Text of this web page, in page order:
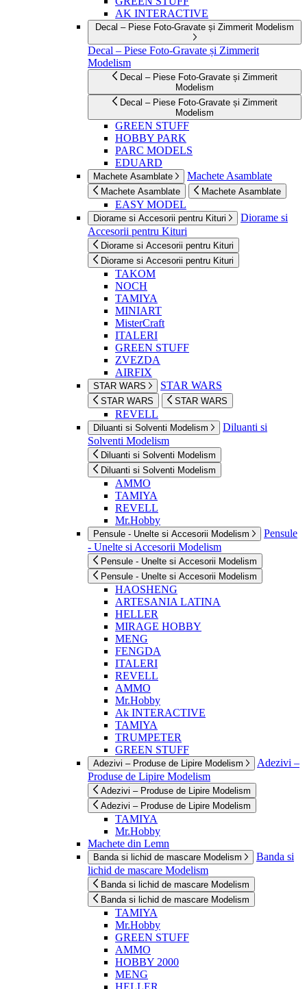
AK INTERACTIVE
Decal – Piese Foto-Gravate și Zimmerit Modelism
Decal – Piese Foto-Gravate și Zimmerit
Modelism
Decal – Piese Foto-Gravate și Zimmerit
Modelism
Decal – Piese Foto-Gravate și Zimmerit
Modelism
GREEN STUFF
HOBBY PARK
PARC MODELS
EDUARD
Machete Asamblate Machete Asamblate
Machete Asamblate Machete Asamblate
EASY MODEL
Diorame si Accesorii pentru Kituri
Diorame si
Accesorii pentru Kituri
Diorame si Accesorii pentru Kituri
Diorame si Accesorii pentru Kituri
TAKOM
NOCH
TAMIYA
MINIART
MisterCraft
ITALERI
GREEN STUFF
ZVEZDA
AIRFIX
STAR WARS STAR WARS
STAR WARS STAR WARS
REVELL
Diluanti si Solventi Modelism
Diluanti si
Solventi Modelism
Diluanti si Solventi Modelism
Diluanti si Solventi Modelism
AMMO
TAMIYA
REVELL
Mr.Hobby
Pensule - Unelte si Accesorii Modelism
Pensule
- Unelte si Accesorii Modelism
Pensule - Unelte si Accesorii Modelism
Pensule - Unelte si Accesorii Modelism
HAOSHENG
ARTESANIA LATINA
HELLER
MIRAGE HOBBY
MENG
FENGDA
ITALERI
REVELL
AMMO
Mr.Hobby
Ak INTERACTIVE
TAMIYA
TRUMPETER
GREEN STUFF
Adezivi – Produse de Lipire Modelism
Adezivi –
Produse de Lipire Modelism
Adezivi – Produse de Lipire Modelism
Adezivi – Produse de Lipire Modelism
TAMIYA
Mr.Hobby
Machete din Lemn
Banda si lichid de mascare Modelism
Banda si
lichid de mascare Modelism
Banda si lichid de mascare Modelism
Banda si lichid de mascare Modelism
TAMIYA
Mr.Hobby
GREEN STUFF
AMMO
HOBBY 2000
MENG